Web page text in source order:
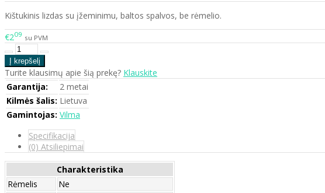
Kištukinis lizdas su įžeminimu, baltos spalvos, be rėmelio.
€209 su PVM
Turite klausimų apie šią prekę? Klauskite
Garantija:
2 metai
Kilmės šalis: Lietuva
Gamintojas: Vilma
Specifikacija
(0) Atsiliepimai
Charakteristika
Rėmelis
Ne